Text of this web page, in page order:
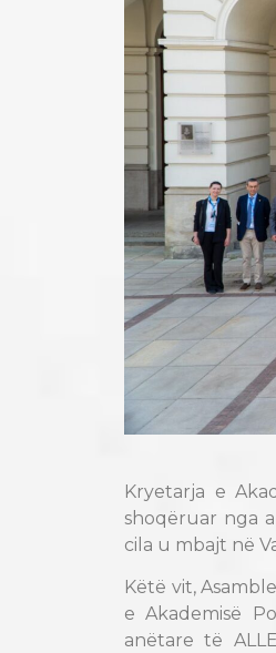
Kryetarja e
shoqëruar nga
cila u mbajt në
Këtë vit,
e Akademisë
anëtare të